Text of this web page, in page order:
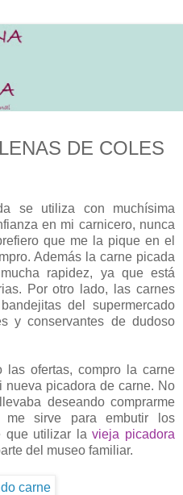
DE COLES
se utiliza con muchísima
en mi carnicero, nunca
que me la pique en el
Además la carne picada
rapidez, ya que está
Por otro lado, las carnes
del supermercado
y conservantes de dudoso
las ofertas, compro la carne
picadora de carne. No
deseando comprarme
me sirve para embutir los
que utilizar lavieja picadora
del museo familiar.